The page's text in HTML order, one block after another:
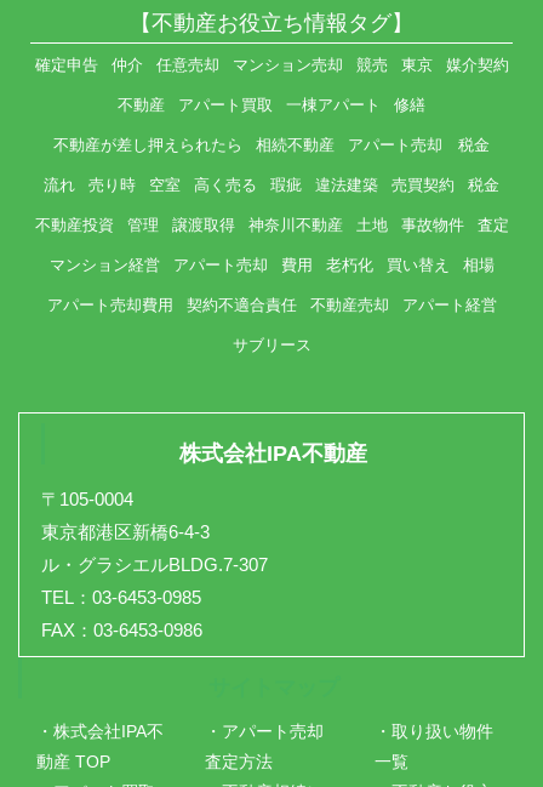
【不動産お役立ち情報タグ】
確定申告 仲介 任意売却 マンション売却 競売 東京 媒介契約
不動産 アパート買取 一棟アパート 修繕
不動産が差し押えられたら 相続不動産 アパート売却 税金
流れ 売り時 空室 高く売る 瑕疵 違法建築 売買契約 税金
不動産投資 管理 譲渡取得 神奈川不動産 土地 事故物件 査定
マンション経営 アパート売却 費用 老朽化 買い替え 相場
アパート売却費用 契約不適合責任 不動産売却 アパート経営
サブリース
株式会社IPA不動産
〒105-0004
東京都港区新橋6-4-3
ル・グラシエルBLDG.7-307
TEL：03-6453-0985
FAX：03-6453-0986
・株式会社IPA不
動産 TOP
・アパート売却
査定方法
・取り扱い物件
一覧